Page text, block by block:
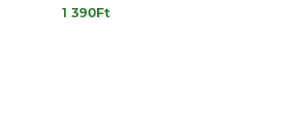
1 390Ft